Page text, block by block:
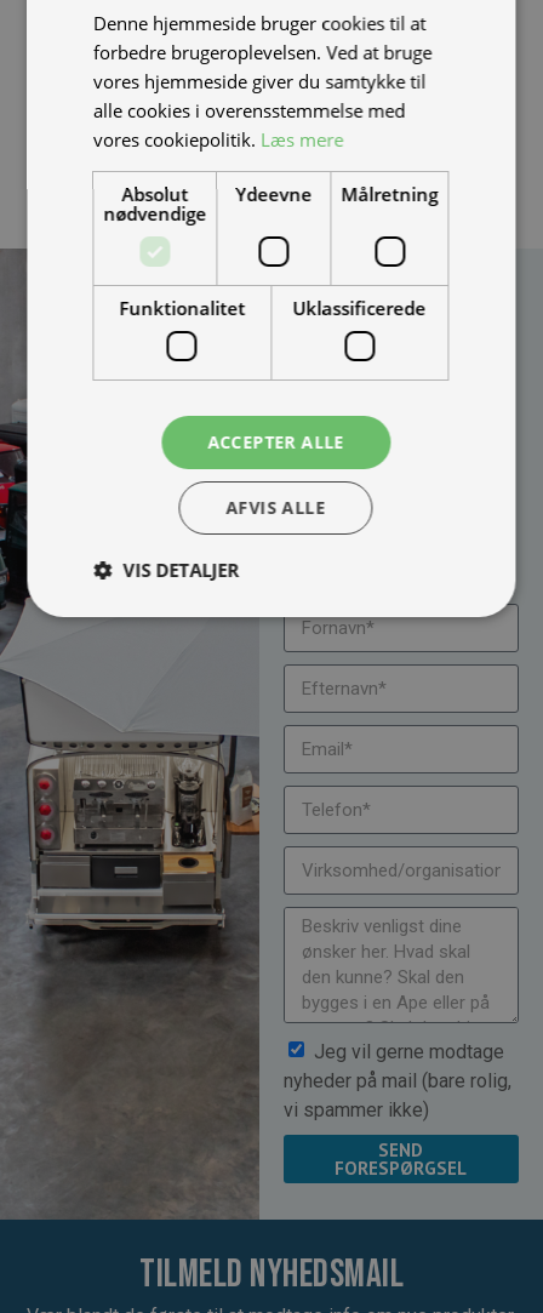
batteri anbefaler vi, at du altid handler hos enautoriseret
NIU forhandler. alternativt skal du sikre dig at batteriet
ikke er blacklistet, ved at modtage en video af at
batteriet sidder i en scooter som kan køre.
Kan vi hjælpe
Vi bygger vognene på
skræddersy løsningen
100% efter dine behov.
Udfyld formularen og
bliv kontaktet til en snak
om muligheder, priser
Jeg vil gerne modtage
nyheder på mail (bare rolig,
vi spammer ikke)
SEND
FORESPØRGSEL
Tilmeld nyhedsmail
Denne hjemmeside bruger cookies til at
forbedre brugeroplevelsen. Ved at bruge
vores hjemmeside giver du samtykke til
alle cookies i overensstemmelse med
vores cookiepolitik. Læs mere
Absolut
nødvendige
Ydeevne Målretning
Funktionalitet Uklassificerede
ACCEPTER ALLE
AFVIS ALLE
VIS DETALJER